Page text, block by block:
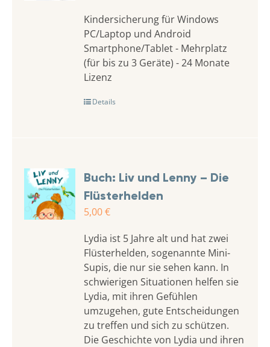
Kindersicherung für Windows
PC/Laptop und Android
Smartphone/Tablet - Mehrplatz
(für bis zu 3 Geräte) - 24 Monate
Lizenz
Details
Buch: Liv und Lenny – Die
Flüsterhelden
5,00€
Lydia ist 5 Jahre alt und hat zwei
Flüsterhelden, sogenannte Mini-
Supis, die nur sie sehen kann. In
schwierigen Situationen helfen sie
Lydia, mit ihren Gefühlen
umzugehen, gute Entscheidungen
zu treffen und sich zu schützen.
Die Geschichte von Lydia und ihren